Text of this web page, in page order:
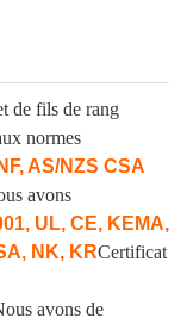
de fils de rang
normes
AS/NZS CSA
avons
UL, CE, KEMA,
NK, KRCertificat
avons de